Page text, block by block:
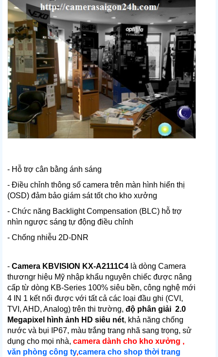
- Hỗ trợ cân bằng ánh sáng
- Ðiều chỉnh thông số camera trên màn hình hiển thị
(OSD) đảm bảo giám sát tốt cho kho xưởng
- Chức năng Backlight Compensation (BLC) hỗ trợ
nhìn ngược sáng tự động điều chỉnh
- Chống nhiễu 2D-DNR
- Camera KBVISION KX-A2111C4 là dòng Camera
thươngr hiệu Mỹ nhập khẩu nguyên chiếc được nâng
cấp từ dòng KB-Series 100% siêu bền, công nghệ mới
4 IN 1 kết nối được với tất cả các loại đầu ghi (CVI,
TVI, AHD, Analog) trên thi trường, độ phân giải 2.0
Megapixel hình ảnh HD siêu nét, khả năng chống
nước và bụi IP67, màu trắng trang nhã sang trọng, sử
dụng cho mọi nhà, camera dành cho kho xưởng ,
văn phòng công ty,camera cho shop thời trang